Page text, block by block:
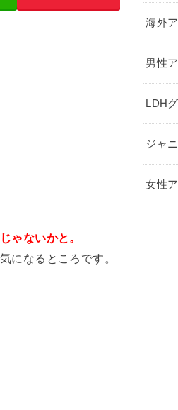
ゃないかと。
になるところです。
海外
男性
LDH
ジャ
女性